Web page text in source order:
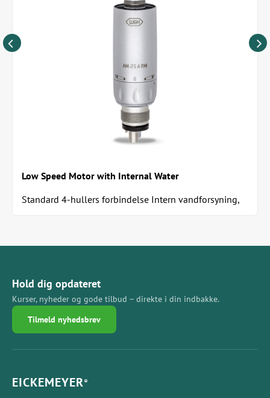
Low Speed Motor with Internal Water
Standard 4-hullers forbindelse Intern vandforsyning,
Hold dig opdateret
Kurser, nyheder og gode tilbud – direkte i din indbakke.
Tilmeld nyhedsbrev
EICKEMEYER®